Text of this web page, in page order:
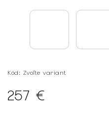
Kód: Zvoľte variant
257 €